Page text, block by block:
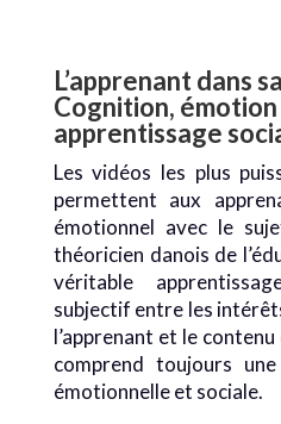
L’apprenant dans
Cognition,
apprentissage
Les vidéos les plus
permettent aux
émotionnel avec le
théoricien danois de
véritable
subjectif entre les
l’apprenant et le
comprend toujours
émotionnelle et sociale.